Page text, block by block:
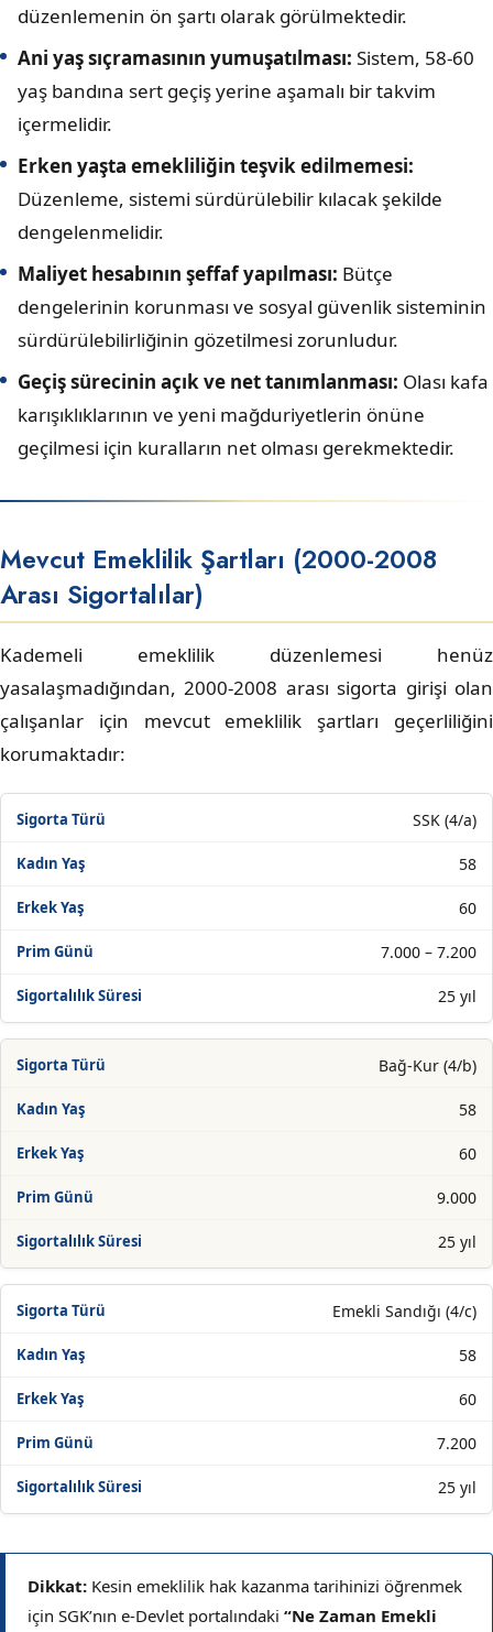
düzenlemenin ön şartı olarak görülmektedir.
Ani yaş sıçramasının yumuşatılması: Sistem, 58-60
yaş bandına sert geçiş yerine aşamalı bir takvim
içermelidir.
Erken yaşta emekliliğin teşvik edilmemesi:
Düzenleme, sistemi sürdürülebilir kılacak şekilde
dengelenmelidir.
Maliyet hesabının şeffaf yapılması: Bütçe
dengelerinin korunması ve sosyal güvenlik sisteminin
sürdürülebilirliğinin gözetilmesi zorunludur.
Geçiş sürecinin açık ve net tanımlanması: Olası kafa
karışıklıklarının ve yeni mağduriyetlerin önüne
geçilmesi için kuralların net olması gerekmektedir.
Mevcut Emeklilik Şartları (2000-2008
Arası Sigortalılar)
Kademeli emeklilik düzenlemesi henüz
yasalaşmadığından, 2000-2008 arası sigorta girişi olan
çalışanlar için mevcut emeklilik şartları geçerliliğini
korumaktadır:
SSK (4/a)
58
60
7.000 – 7.200
25 yıl
Bağ-Kur (4/b)
58
60
9.000
25 yıl
Emekli Sandığı (4/c)
58
60
7.200
25 yıl
Dikkat: Kesin emeklilik hak kazanma tarihinizi öğrenmek
için SGK’nın e-Devlet portalındaki “Ne Zaman Emekli